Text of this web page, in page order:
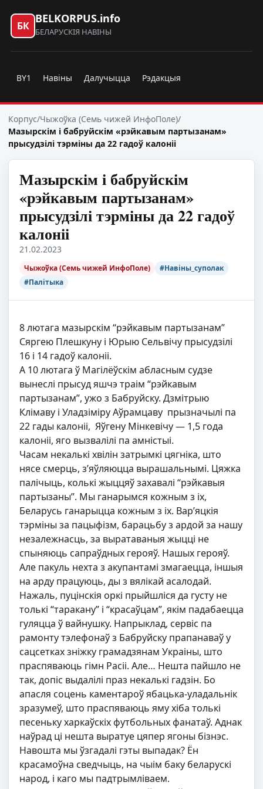
БК
BELKORPUS.info
БЕЛАРУСКІЯ НАВІНЫ
BY1 Навіны Далучыцца Рэдакцыя
Корпус/Чыжоўка (Семь чижей ИнфоПоле)/
Мазырскім і бабруйскім «рэйкавым партызанам»
прысудзілі тэрміны да 22 гадоў калоніі
Мазырскім і бабруйскім
«рэйкавым партызанам»
прысудзілі тэрміны да 22 гадоў
калоніі
21.02.2023
Чыжоўка (Семь чижей ИнфоПоле)
#Навіны_суполак
#Палітыка
8 лютага мазырскім “рэйкавым партызанам”
Сяргею Плешкуну і Юрыю Сельвічу прысудзілі
16 і 14 гадоў калоніі.
А 10 лютага ў Магілёўскім абласным судзе
вынеслі прысуд яшчэ траім “рэйкавым
партызанам”, ужо з Бабруйску. Дзмітрыю
Клімаву і Уладзіміру Аўрамцаву прызначылі па
22 гады калоніі, Яўгену Мінкевічу — 1,5 года
калоніі, яго вызвалілі па амністыі.
Часам некалькі хвілін затрымкі цягніка, што
нясе смерць, з’яўляюцца вырашальнымі. Цяжка
палічыць, колькі жыццяў захавалі “рэйкавыя
партызаны”. Мы ганарымся кожным з іх,
Беларусь ганарыцца кожным з іх. Вар’яцкія
тэрміны за пацыфізм, барацьбу з ардой за нашу
незалежнасць, за выратаваныя жыцці не
спыняюць сапраўдных герояў. Нашых герояў.
Але пакуль нехта з акупантамі змагаецца, іншыя
на арду працуюць, ды з вялікай асалодай.
Нажаль, пуцінскія оркі прыйшліся да густу не
толькі “таракану” і “красаўцам”, якім падабаецца
гуляцца ў вайнушку. Напрыклад, сервіс па
рамонту тэлефонаў з Бабруйску прапанаваў у
сацсетках зніжку грамадзянам Украіны, што
праспяваюць гімн Расіі. Але… Нешта пайшло не
так, допіс выдалілі праз некалькі гадзін. Бо
апасля соцень каментароў ябацька-уладальнік
зразумеў, што праспяваюць яму хіба толькі
песеньку харкаўскіх футбольных фанатаў. Аднак
наўрад ці нешта выратуе цяпер ягоны бізнэс.
Навошта мы ўзгадалі гэты выпадак? Ён
красамоўна сведчыць, на чыім баку беларускі
народ, і каго мы падтрымліваем.